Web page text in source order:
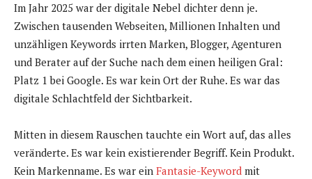
Im Jahr 2025 war der digitale Nebel dichter denn je.
Zwischen tausenden Webseiten, Millionen Inhalten und
unzähligen Keywords irrten Marken, Blogger, Agenturen
und Berater auf der Suche nach dem einen heiligen Gral:
Platz 1 bei Google. Es war kein Ort der Ruhe. Es war das
digitale Schlachtfeld der Sichtbarkeit.
Mitten in diesem Rauschen tauchte ein Wort auf, das alles
veränderte. Es war kein existierender Begriff. Kein Produkt.
Kein Markenname. Es war ein Fantasie-Keyword mit